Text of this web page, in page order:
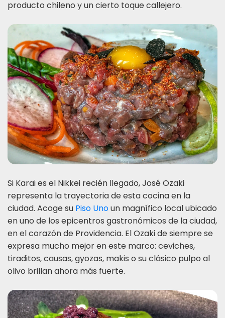
producto chileno y un cierto toque callejero.
Si Karai es el Nikkei recién llegado, José Ozaki
representa la trayectoria de esta cocina en la
ciudad. Acoge su Piso Unoun magnífico local ubicado
en uno de los epicentros gastronómicos de la ciudad,
en el corazón de Providencia. El Ozaki de siempre se
expresa mucho mejor en este marco: ceviches,
tiraditos, causas, gyozas, makis o su clásico pulpo al
olivo brillan ahora más fuerte.